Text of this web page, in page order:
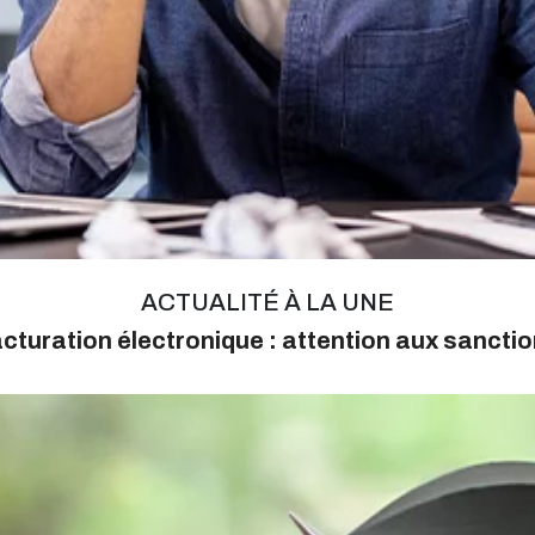
ACTUALITÉ À LA UNE
électronique : attention aux